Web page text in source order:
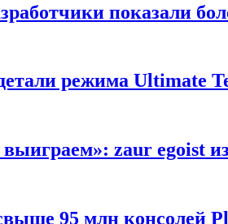
показали
режима Ultimate
zaur egoist
95 млн консолей